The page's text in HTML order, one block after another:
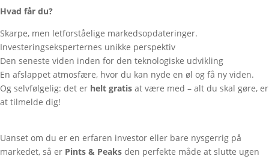
Hvad får du?
Skarpe, men letforståelige markedsopdateringer.
Investeringseksperternes unikke perspektiv
Den seneste viden inden for den teknologiske udvikling
En afslappet atmosfære, hvor du kan nyde en øl og få ny viden.
Og selvfølgelig: det er helt gratis at være med – alt du skal gøre, er
at tilmelde dig!
Uanset om du er en erfaren investor eller bare nysgerrig på
markedet, så er Pints & Peaks den perfekte måde at slutte ugen